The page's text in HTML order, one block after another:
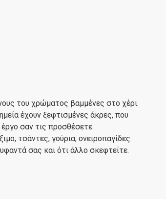
του χρώματος βαμμένες στο χέρι.
έχουν ξεφτισμένες άκρες, που
σαν τις προσθέσετε.
τσάντες, γούρια, ονειροπαγίδες.
σας και ότι άλλο σκεφτείτε.